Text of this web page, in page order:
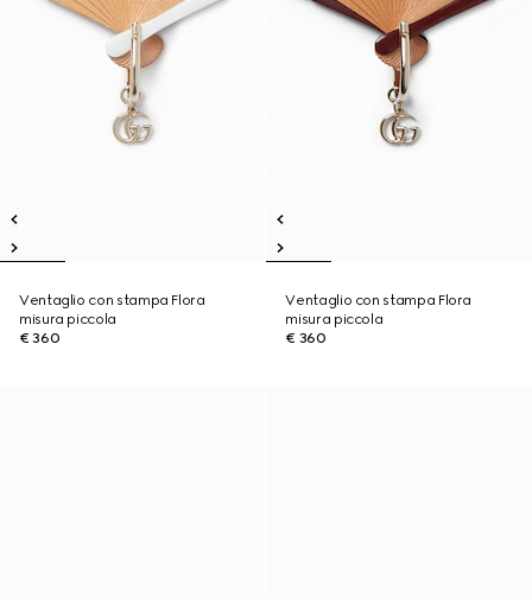
Ventaglio con stampa Flora
misura piccola
€ 360
Ventaglio con stampa Flora
misura piccola
€ 360